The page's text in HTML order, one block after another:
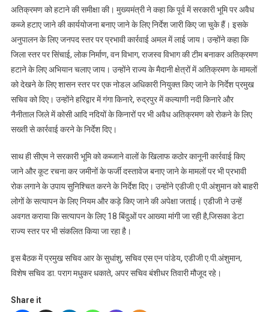
अतिक्रमण को हटाने की समीक्षा की। मुख्यमंत्री ने कहा कि पूर्व में सरकारी भूमि पर अवैध
कब्जे हटाए जाने की कार्ययोजना बनाए जाने के लिए निर्देश जारी किए जा चुके हैं। इसके
अनुपालन के लिए जनपद स्तर पर प्रभावी कार्रवाई अमल में लाई जाय। उन्होंने कहा कि
जिला स्तर पर सिंचाई, लोक निर्माण, वन विभाग, राजस्व विभाग की टीम बनाकर अतिक्रमण
हटाने के लिए अभियान चलाए जाय। उन्होंने राज्य के मैदानी क्षेत्रों में अतिक्रमण के मामलों
को देखने के लिए शासन स्तर पर एक नोडल अधिकारी नियुक्त किए जाने के निर्देश प्रमुख
सचिव को दिए। उन्होंने हरिद्वार में गंगा किनारे, रुद्रपुर में कल्याणी नदी किनारे और
नैनीताल जिले में कोसी आदि नदियों के किनारों पर भी अवैध अतिक्रमण को रोकने के लिए
सख्ती से कार्रवाई करने के निर्देश दिए।
साथ ही सीएम ने सरकारी भूमि को कब्जाने वालों के खिलाफ कठोर कानूनी कार्रवाई किए
जाने और कूट रचना कर जमीनों के फर्जी दस्तावेज बनाए जाने के मामलों पर भी प्रभावी
रोक लगाने के उपाय सुनिश्चित करने के निर्देश दिए। उन्होंने एडीजी ए.पी.अंशुमान को बाहरी
लोगों के सत्यापन के लिए नियम और कड़े किए जाने की अपेक्षा जताई। एडीजी ने उन्हें
अवगत कराया कि सत्यापन के लिए 18 बिंदुओं पर आख्या मांगी जा रही है,जिसका डेटा
राज्य स्तर पर भी संकलित किया जा रहा है।
इस बैठक में प्रमुख सचिव आर के सुधांशु, सचिव एस एन पांडेय, एडीजी ए.पी.अंशुमान,
विशेष सचिव डा. पराग मधुकर धकाते, अपर सचिव बंशीधर तिवारी मौजूद रहे।
Share it